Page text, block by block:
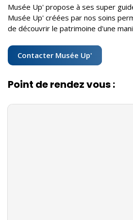
Musée Up' propose à ses super
Musée Up' créées par nos soins
de découvrir le patrimoine d'une
Contacter Musée Up'
Point de rendez vous :